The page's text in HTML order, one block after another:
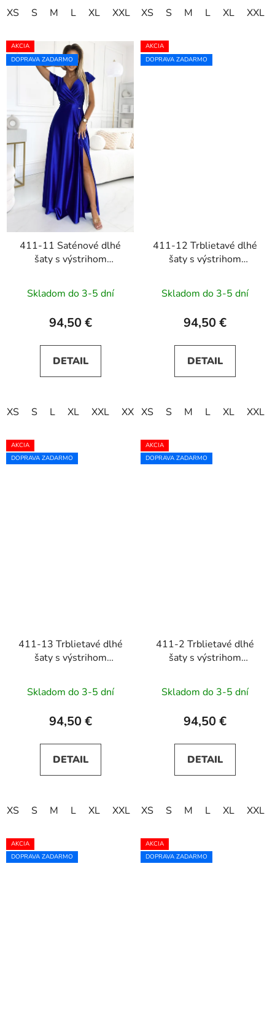
XS S M L XL XXL XXXL
XS S M L XL XXL
AKCIA
DOPRAVA ZADARMO
411-11 Saténové dlhé
šaty s výstrihom
Skladom do 3-5 dní
94,50 €
DETAIL
XS S L XL XXL XXXL
AKCIA
DOPRAVA ZADARMO
411-12 Trblietavé dlhé
šaty s výstrihom
Skladom do 3-5 dní
94,50 €
DETAIL
XS S M L XL XXL
AKCIA
DOPRAVA ZADARMO
411-13 Trblietavé dlhé
šaty s výstrihom
svetlomodré
Skladom do 3-5 dní
94,50 €
DETAIL
XS S M L XL XXL XXXL
AKCIA
DOPRAVA ZADARMO
411-2 Trblietavé dlhé
šaty s výstrihom
Skladom do 3-5 dní
94,50 €
DETAIL
XS S M L XL XXL
AKCIA
DOPRAVA ZADARMO
AKCIA
DOPRAVA ZADARMO